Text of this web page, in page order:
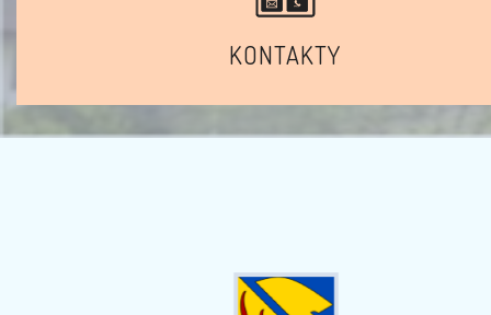
KONTAKTY